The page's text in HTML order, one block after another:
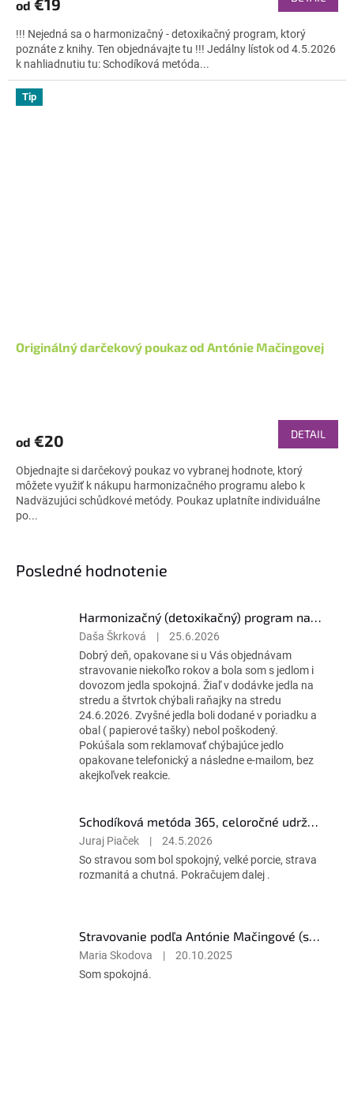
je
z
5
hviezdičiek.
od €19
!!! Nejedná sa o harmonizačný - detoxikačný program, ktorý
poznáte z knihy. Ten objednávajte tu !!! Jedálny lístok od 4.5.2026
k nahliadnutiu tu: Schodíková metóda...
Tip
Originálný darčekový poukaz od Antónie Mačingovej
od €20 DETAIL
Objednajte si darčekový poukaz vo vybranej hodnote, ktorý
môžete využiť k nákupu harmonizačného programu alebo k
Nadväzujúci schůdkové metódy. Poukaz uplatníte individuálne
po...
Posledné hodnotenie
Harmonizačný (detoxikačný) program na 28 dní
Hodnotenie
produktu
je
3
z
5
hviezdičiek.
Daša Škrková |
25.6.2026
Dobrý deň, opakovane si u Vás objednávam
stravovanie niekoľko rokov a bola som s jedlom i
dovozom jedla spokojná. Žiaľ v dodávke jedla na
stredu a štvrtok chýbali raňajky na stredu
24.6.2026. Zvyšné jedla boli dodané v poriadku a
obal ( papierové tašky) nebol poškodený.
Pokúšala som reklamovať chýbajúce jedlo
opakovane telefonický a následne e-mailom, bez
akejkoľvek reakcie.
Schodíková metóda 365, celoročné udržujúce stravovanie
Hodnotenie
produktu
je
hviezdičiek.
Juraj Piaček |
24.5.2026
So stravou som bol spokojný, velké porcie, strava
rozmanitá a chutná. Pokračujem dalej .
Stravovanie podľa Antónie Mačingové (stravovanie pre každého)
Hodnotenie
produktu
Maria Skodova |
20.10.2025
Som spokojná.